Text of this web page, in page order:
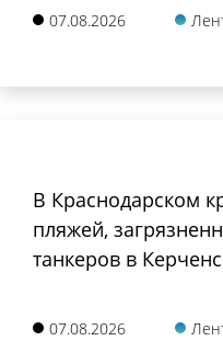
07.08.2026
В Краснодарском
пляжей,
танкеров в
07.08.2026